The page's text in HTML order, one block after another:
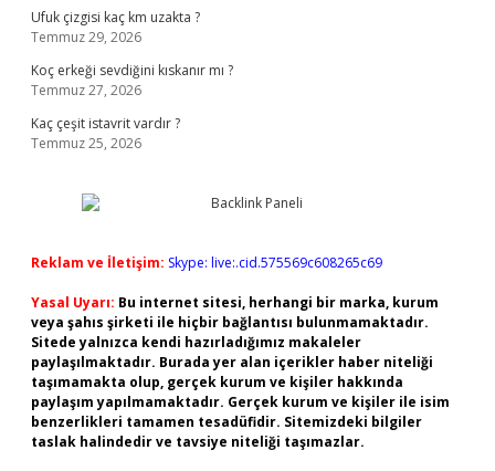
Ufuk çizgisi kaç km uzakta ?
Temmuz 29, 2026
Koç erkeği sevdiğini kıskanır mı ?
Temmuz 27, 2026
Kaç çeşit istavrit vardır ?
Temmuz 25, 2026
Reklam ve İletişim: Skype: live:.cid.575569c608265c69
Yasal Uyarı: Bu internet sitesi, herhangi bir marka, kurum
veya şahıs şirketi ile hiçbir bağlantısı bulunmamaktadır.
Sitede yalnızca kendi hazırladığımız makaleler
paylaşılmaktadır. Burada yer alan içerikler haber niteliği
taşımamakta olup, gerçek kurum ve kişiler hakkında
paylaşım yapılmamaktadır. Gerçek kurum ve kişiler ile isim
benzerlikleri tamamen tesadüfidir. Sitemizdeki bilgiler
taslak halindedir ve tavsiye niteliği taşımazlar.